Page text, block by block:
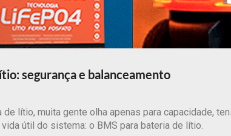
segurança e balanceamento
de lítio, muita gente olha apenas para capacidade,
útil do sistema: o BMS para bateria de lítio.